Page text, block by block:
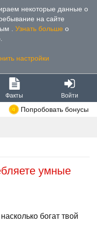
некоторые данные о
на сайте
Узнать больше о
настройки
Факты Войти
Попробовать бонусы
умные
богат твой